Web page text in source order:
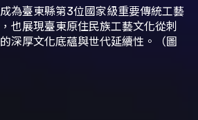
為臺東縣第3位國家級重要傳統工藝
也展現臺東原住民族工藝文化從刺
深厚文化底蘊與世代延續性。（圖